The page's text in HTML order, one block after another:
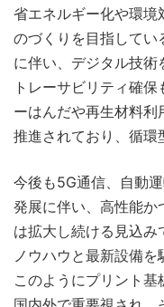
省エネルギー化や環境
のづくりを目指してい
に伴い、デジタル技術
トレーサビリティ確
ーはんだや再生材料
推進されており、循環
今後も5G通信、自動
発展に伴い、高性能か
は拡大し続ける見込
ノウハウと最新設備を
このようにプリント